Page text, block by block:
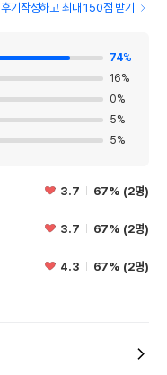
후기작성하고 최대 150점 받기
74%
16%
0%
5%
5%
3.7 67% (2명)
3.7 67% (2명)
4.3 67% (2명)